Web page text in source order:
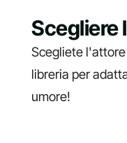
Scegliere
Scegliete
libreria per
umore!